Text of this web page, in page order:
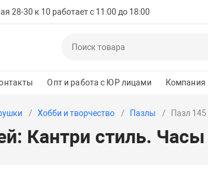
28-30 к 10 работает с 11:00 до 18:00
Опт и работа с ЮР лицами Компания
Хобби и творчество Пазлы Пазл
Кантри стиль.